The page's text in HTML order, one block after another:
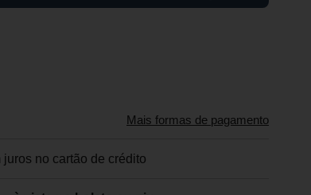
Mais formas de pagamento
juros no cartão de crédito